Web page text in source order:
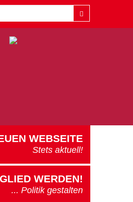
WEBSEITE
Stets aktuell!
WERDEN!
... Politik gestalten